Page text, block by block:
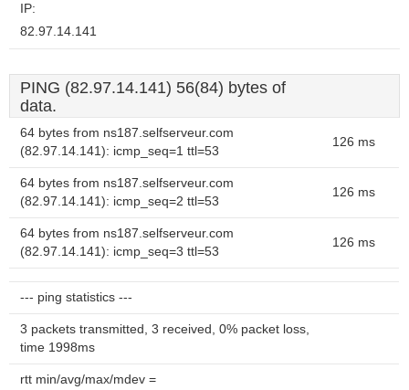
IP:
82.97.14.141
PING (82.97.14.141) 56(84) bytes of
data.
64 bytes from ns187.selfserveur.com
(82.97.14.141): icmp_seq=1 ttl=53
126 ms
64 bytes from ns187.selfserveur.com
(82.97.14.141): icmp_seq=2 ttl=53
126 ms
64 bytes from ns187.selfserveur.com
(82.97.14.141): icmp_seq=3 ttl=53
126 ms
--- ping statistics ---
3 packets transmitted, 3 received, 0% packet loss,
time 1998ms
rtt min/avg/max/mdev =